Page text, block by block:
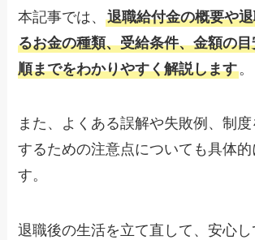
本記事では、退職給付金の概要や
るお金の種類、受給条件、金額の
順までをわかりやすく解説します。
また、よくある誤解や失敗例、制
するための注意点についても具体的
す。
退職後の生活を立て直して、安心